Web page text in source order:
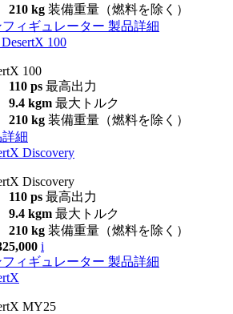
210 kg 装備重量（燃料を除く）
フィギュレーター 製品詳細
DesertX 100
100
110 ps 最高出力
9.4 kgm 最大トルク
210 kg 装備重量（燃料を除く）
細
Discovery
Discovery
110 ps 最高出力
9.4 kgm 最大トルク
210 kg 装備重量（燃料を除く）
i
フィギュレーター 製品詳細
MY25